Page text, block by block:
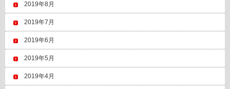
2019年8月
2019年7月
2019年6月
2019年5月
2019年4月